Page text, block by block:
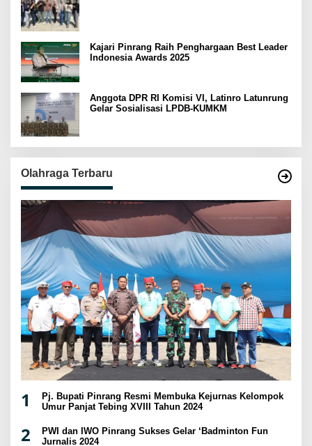
Kajari Pinrang Raih Penghargaan Best Leader
Indonesia Awards 2025
Anggota DPR RI Komisi VI, Latinro Latunrung
Gelar Sosialisasi LPDB-KUMKM
Olahraga Terbaru
1
Pj. Bupati Pinrang Resmi Membuka Kejurnas Kelompok
Umur Panjat Tebing XVIII Tahun 2024
2
PWI dan IWO Pinrang Sukses Gelar ‘Badminton Fun
Jurnalis 2024